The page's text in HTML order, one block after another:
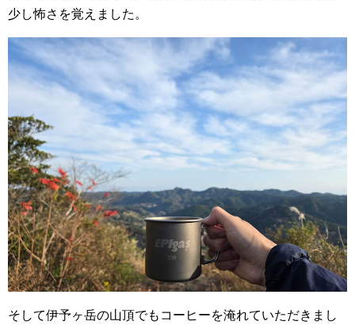
少し怖さを覚えました。
そして伊予ヶ岳の山頂でもコーヒーを淹れていただきまし